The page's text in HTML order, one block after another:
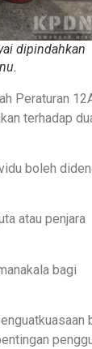
dipindahkan
Peraturan
terhadap
boleh
atau penjara
bagi